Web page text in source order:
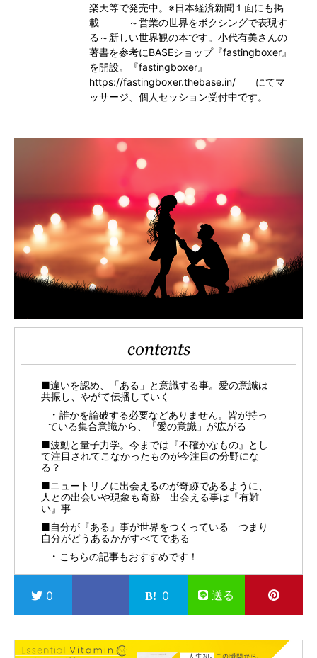
楽天等で発売中。※日本経済新聞１面にも掲
載 ～営業の世界をボクシングで表現す
る～新しい世界観の本です。小代有美さんの
著書を参考にBASEショップ『fastingboxer』
を開設。『fastingboxer』
https://fastingboxer.thebase.in/ にてマ
ッサージ、個人セッション受付中です。
contents
■違いを認め、「ある」と意識する事。愛の意識は
共振し、やがて伝播していく
誰かを論破する必要などありません。皆が持っ
ている集合意識から、「愛の意識」が広がる
■波動と量子力学。今までは『不確かなもの』とし
て注目されてこなかったものが今注目の分野にな
る？
■ニュートリノに出会えるのが奇跡であるように、
人との出会いや現象も奇跡 出会える事は『有難
い』事
■自分が『ある』事が世界をつくっている つまり
自分がどうあるかがすべてである
こちらの記事もおすすめです！
0 0 送る